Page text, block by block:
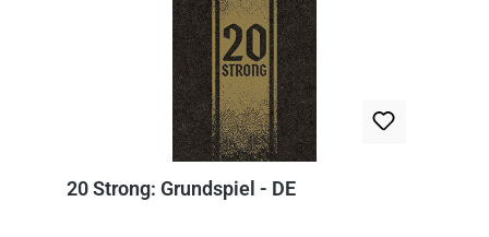
20 Strong: Grundspiel - DE